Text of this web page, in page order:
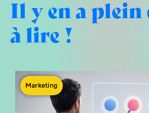
Il y en a
à lire !
Marketing